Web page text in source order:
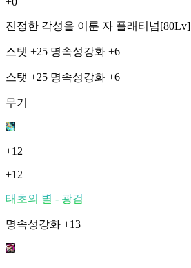
진정한 각성을 이룬 자 플래티넘[80Lv]
스탯 +25 명속성강화 +6
스탯 +25 명속성강화 +6
무기
+12
+12
태초의 별 - 광검
명속성강화 +13